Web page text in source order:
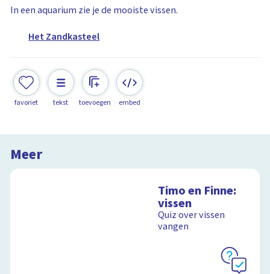
In een aquarium zie je de mooiste vissen.
Het Zandkasteel
favoriet tekst toevoegen embed
Meer
Timo en Finne:
vissen
Quiz over vissen
vangen